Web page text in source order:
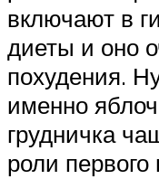
включают в
диеты и оно
похудения.
именно
грудничка
роли